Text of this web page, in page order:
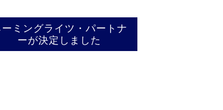
ミングライツ・パートナ
ーが決定しました